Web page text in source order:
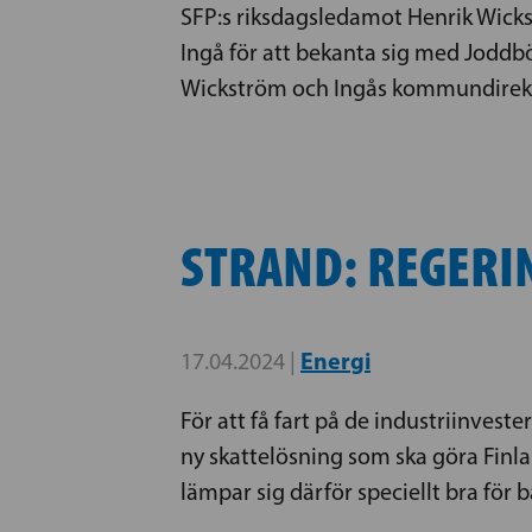
SFP:s riksdagsledamot Henrik
Ingå för att bekanta sig med
Wickström och Ingås
STRAND:
17.04.2024 | Energi
För att få fart på de
ny skattelösning som ska göra
lämpar sig därför speciellt bra för